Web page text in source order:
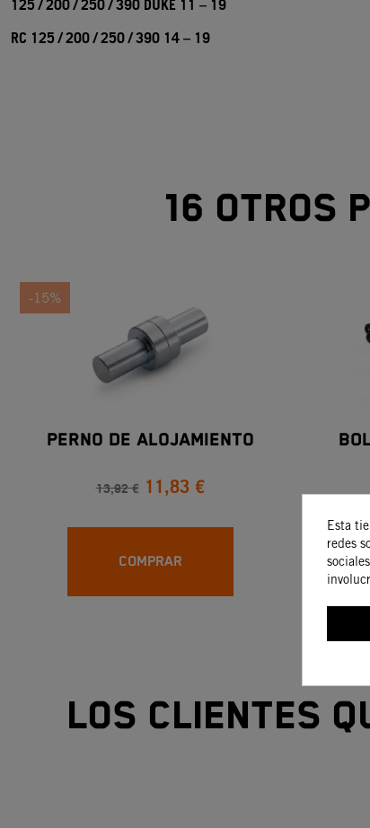
125 / 200 / 250 / 390 DUKE 11 – 19
RC 125 / 200 / 250 / 390 14 – 19
16 otros
-15%
Perno De Alojamiento
13,92 € 11,83 €
COMPRAR
Los clientes
Esta
redes